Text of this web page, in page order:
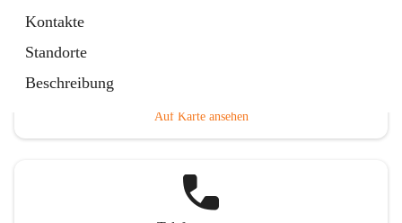
Kontakte
Standorte
Beschreibung
Auf Karte ansehen